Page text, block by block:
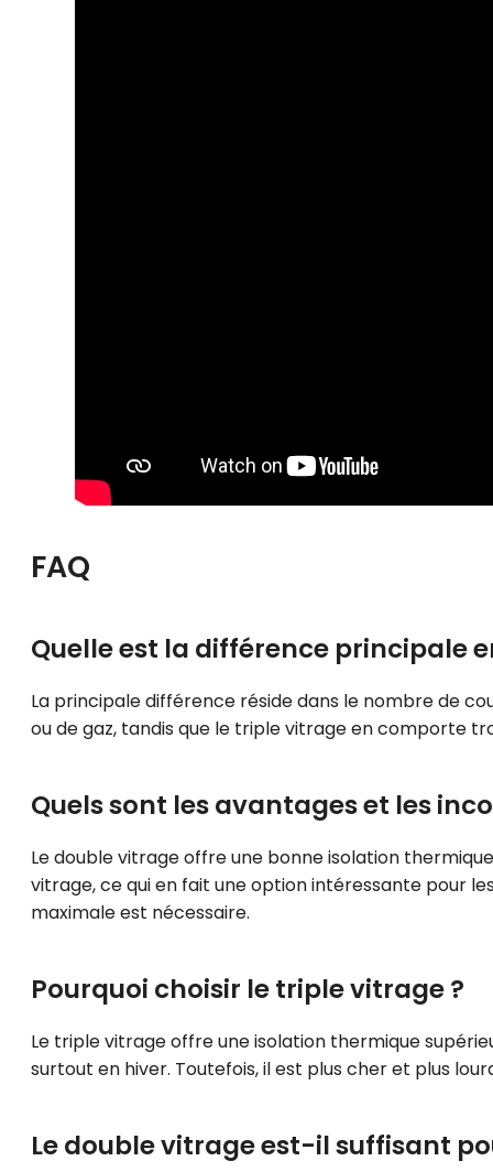
FAQ
Quelle est la différence principale
La principale différence réside dans le nombre de
ou de gaz, tandis que le triple vitrage en comporte
Quels sont les avantages et les
Le double vitrage offre une bonne isolation
vitrage, ce qui en fait une option intéressante pour
maximale est nécessaire.
Pourquoi choisir le triple vitrage ?
Le triple vitrage offre une isolation thermique
surtout en hiver. Toutefois, il est plus cher et plus
Le double vitrage est-il suffisant